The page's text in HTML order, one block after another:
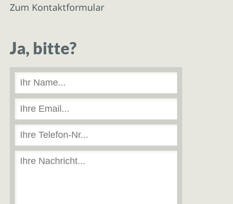
Zum Kontaktformular
Ja, bitte?